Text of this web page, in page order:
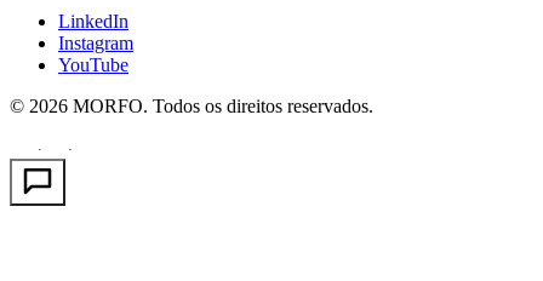
LinkedIn
Instagram
YouTube
© 2026 MORFO. Todos os direitos reservados.
· ·